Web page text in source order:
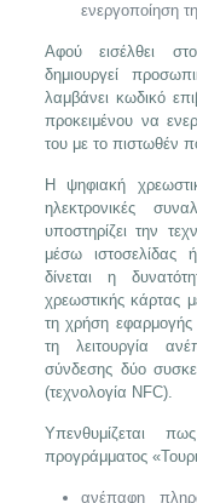
ενεργοποίηση
Αφού εισέλθει
δημιουργεί
λαμβάνει κωδικό
προκειμένου να
του με το πιστωθέν
Η ψηφιακή
ηλεκτρονικές
υποστηρίζει την
μέσω ιστοσελίδας
δίνεται η
χρεωστικής κάρτας
τη χρήση εφαρμογής
τη λειτουργία
σύνδεσης δύο
(τεχνολογία NFC).
Υπενθυμίζεται
προγράμματος
ανέπαφη